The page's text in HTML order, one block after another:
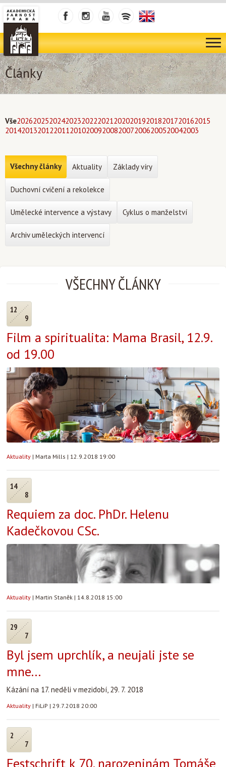
Články
Vše202620252024202320222021202020192018201720162015
201420132012201120102009200820072006200520042003
VŠECHNY ČLÁNKY
12
9
Film a spiritualita: Mama Brasil, 12.9.
od 19.00
Aktuality | Marta Mills | 12.9.2018 19:00
14
8
Requiem za doc. PhDr. Helenu
Kadečkovou CSc.
Aktuality | Martin Staněk | 14.8.2018 15:00
29
7
Byl jsem uprchlík, a neujali jste se
mne...
Kázání na 17. neděli v mezidobí, 29. 7. 2018
Aktuality | FiLiP | 29.7.2018 20:00
2
7
Festschrift k 70. narozeninám Tomáše
Všechny články Aktuality Základy víry
Duchovní cvičení a rekolekce
Umělecké intervence a výstavy Cyklus o manželství
Archiv uměleckých intervencí